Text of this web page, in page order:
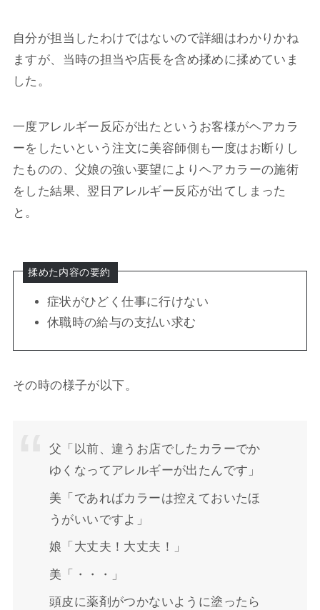
自分が担当したわけではないので詳細はわかりかね
ますが、当時の担当や店長を含め揉めに揉めていま
した。
一度アレルギー反応が出たというお客様がヘアカラ
ーをしたいという注文に美容師側も一度はお断りし
たものの、父娘の強い要望によりヘアカラーの施術
をした結果、翌日アレルギー反応が出てしまった
と。
揉めた内容の要約
症状がひどく仕事に行けない
休職時の給与の支払い求む
その時の様子が以下。
父「以前、違うお店でしたカラーでか
ゆくなってアレルギーが出たんです」
美「であればカラーは控えておいたほ
うがいいですよ」
娘「大丈夫！大丈夫！」
美「・・・」
頭皮に薬剤がつかないように塗ったら